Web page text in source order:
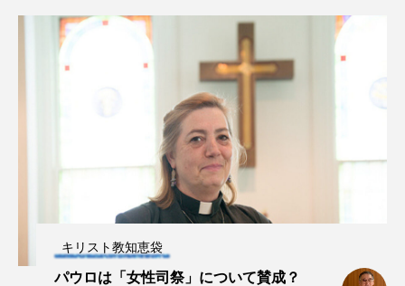
キリスト教知恵袋
パウロは「女性司祭」について賛成？